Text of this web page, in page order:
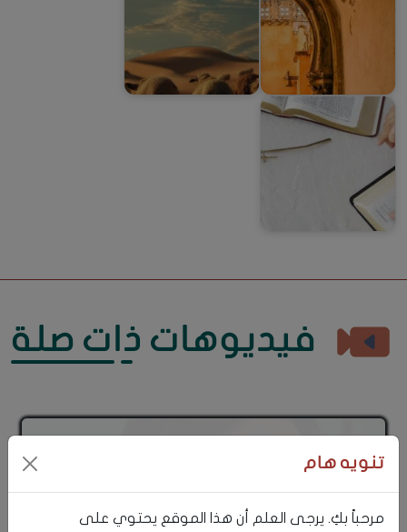
فيديوهات ذات صلة
تنويه هام
مرحباً بكِ. يرجى العلم أن هذا الموقع يحتوي على